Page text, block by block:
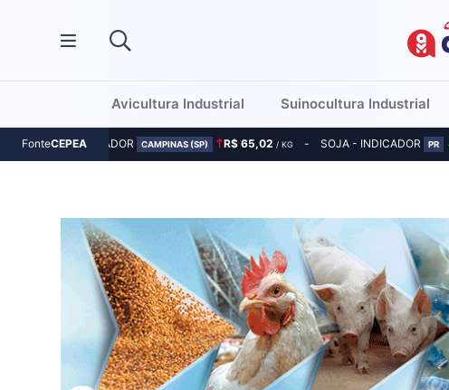
Avicultura Industrial Suinocultura Industrial
FonteCEPEA
MILHO - INDICADOR CAMPINAS (SP) R$ 65,02 / KG SOJA - INDICADOR PR